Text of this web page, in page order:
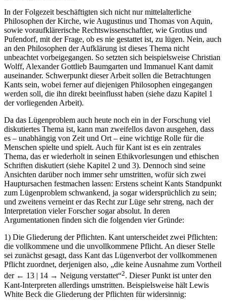
In der Folgezeit beschäftigten sich nicht nur mittelalterliche
Philosophen der Kirche, wie Augustinus und Thomas von Aquin,
sowie voraufklärerische Rechtswissenschaftler, wie Grotius und
Pufendorf, mit der Frage, ob es nie gestattet ist, zu lügen. Nein, auch
an den Philosophen der Aufklärung ist dieses Thema nicht
unbeachtet vorbeigegangen. So setzten sich beispielsweise Christian
Wolff, Alexander Gottlieb Baumgarten und Immanuel Kant damit
auseinander. Schwerpunkt dieser Arbeit sollen die Betrachtungen
Kants sein, wobei ferner auf diejenigen Philosophen eingegangen
werden soll, die ihn direkt beeinflusst haben (siehe dazu Kapitel 1
der vorliegenden Arbeit).
Da das Lügenproblem auch heute noch ein in der Forschung viel
diskutiertes Thema ist, kann man zweifellos davon ausgehen, dass
es – unabhängig von Zeit und Ort – eine wichtige Rolle für die
Menschen spielte und spielt. Auch für Kant ist es ein zentrales
Thema, das er wiederholt in seinen Ethikvorlesungen und ethischen
Schriften diskutiert (siehe Kapitel 2 und 3). Dennoch sind seine
Ansichten darüber noch immer sehr umstritten, wofür sich zwei
Hauptursachen festmachen lassen: Erstens scheint Kants Standpunkt
zum Lügenproblem schwankend, ja sogar widersprüchlich zu sein;
und zweitens verneint er das Recht zur Lüge sehr streng, nach der
Interpretation vieler Forscher sogar absolut. In deren
Argumentationen finden sich die folgenden vier Gründe:
1) Die Gliederung der Pflichten. Kant unterscheidet zwei Pflichten:
die vollkommene und die unvollkommene Pflicht. An dieser Stelle
sei zunächst gesagt, dass Kant das Lügenverbot der vollkommenen
Pflicht zuordnet, derjenigen also, „die keine Ausnahme zum Vortheil
der ← 13 | 14 → Neigung verstattet“2. Dieser Punkt ist unter den
Kant-Interpreten allerdings umstritten. Beispielsweise hält Lewis
White Beck die Gliederung der Pflichten für widersinnig: